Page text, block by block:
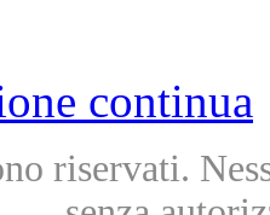
continua
riservati.